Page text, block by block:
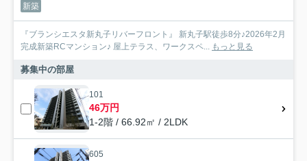
新築
『ブランシエスタ新丸子リバーフロント』 新丸子駅徒歩8分♪2026年2月
完成新築RCマンション♪ 屋上テラス、ワークスペ... もっと見る
募集中の部屋
101
46万円
1-2階 / 66.92㎡ / 2LDK
605